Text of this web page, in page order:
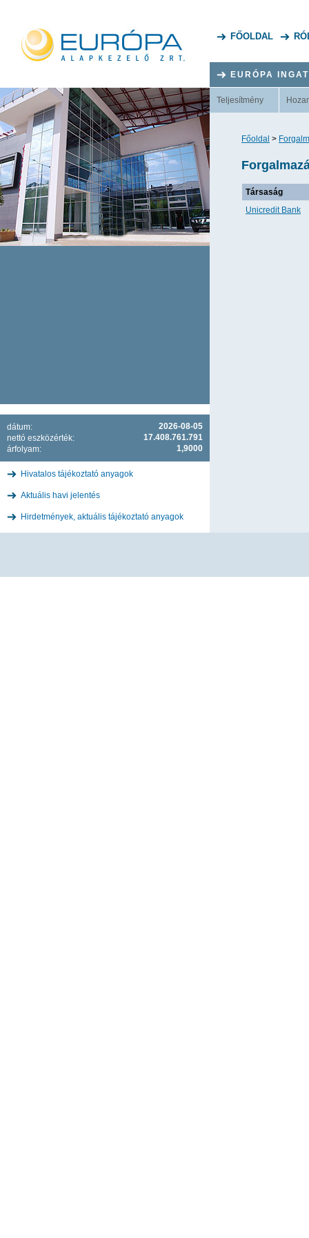
FŐOLDAL
2026-08-05
dátum:
17.408.761.791
nettó eszközérték:
1,9000
árfolyam:
Hivatalos tájékoztató anyagok
Aktuális havi jelentés
Hirdetmények, aktuális tájékoztató anyagok
EURÓPA
Teljesítmény
Főoldal >
Társaság
Unicredit Bank